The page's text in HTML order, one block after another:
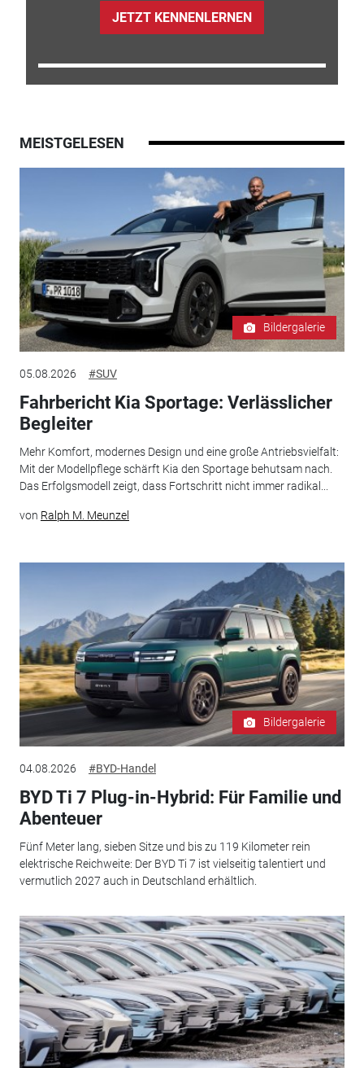
JETZT KENNENLERNEN
MEISTGELESEN
Bildergalerie
05.08.2026 #SUV
Fahrbericht Kia Sportage: Verlässlicher
Begleiter
Mehr Komfort, modernes Design und eine große Antriebsvielfalt:
Mit der Modellpflege schärft Kia den Sportage behutsam nach.
Das Erfolgsmodell zeigt, dass Fortschritt nicht immer radikal...
von Ralph M. Meunzel
Bildergalerie
04.08.2026 #BYD-Handel
BYD Ti 7 Plug-in-Hybrid: Für Familie und
Abenteuer
Fünf Meter lang, sieben Sitze und bis zu 119 Kilometer rein
elektrische Reichweite: Der BYD Ti 7 ist vielseitig talentiert und
vermutlich 2027 auch in Deutschland erhältlich.